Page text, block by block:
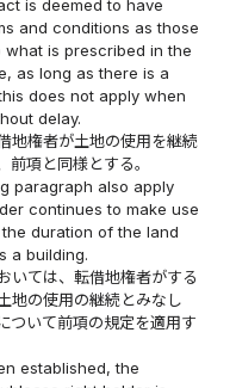
is deemed to have
and conditions as those
is prescribed in the
as long as there is a
does not apply when
delay.
地権者が土地の使用を継続
項と同様とする。
paragraph also apply
continues to make use
duration of the land
a building.
いては、転借地権者がする
地の使用の継続とみなし
ついて前項の規定を適用す
established, the